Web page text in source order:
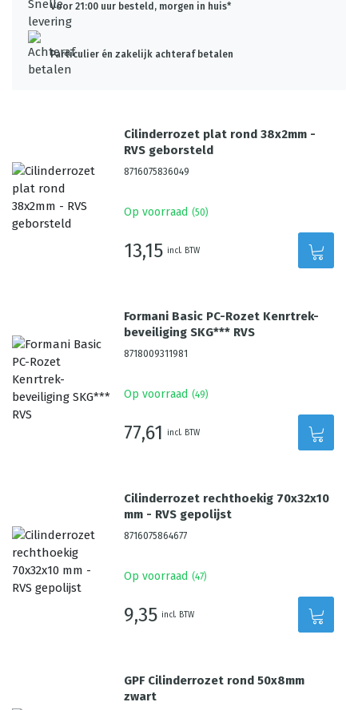
Voor 21:00 uur besteld, morgen in huis*
Particulier én zakelijk achteraf betalen
Cilinderrozet plat rond 38x2mm -
RVS geborsteld
8716075836049
Op voorraad (50)
13,15 incl. BTW
Formani Basic PC-Rozet Kenrtrek-
beveiliging SKG*** RVS
8718009311981
Op voorraad (49)
77,61 incl. BTW
Cilinderrozet rechthoekig 70x32x10
mm - RVS gepolijst
8716075864677
Op voorraad (47)
9,35 incl. BTW
GPF Cilinderrozet rond 50x8mm
zwart